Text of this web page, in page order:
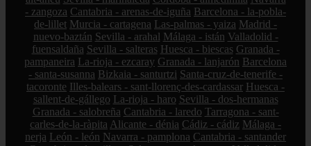
- zangoza Cantabria - arenas-de-iguña Barcelona - la-pobla-
de-lillet Murcia - cartagena Las-palmas - yaiza Madrid -
nuevo-baztán Sevilla - arahal Málaga - istán Valladolid -
fuensaldaña Sevilla - salteras Huesca - biescas Granada -
pampaneira La-rioja - ezcaray Granada - lanjarón Barcelona
- santa-susanna Bizkaia - santurtzi Santa-cruz-de-tenerife -
tacoronte Illes-balears - sant-llorenç-des-cardassar Huesca -
sallent-de-gállego La-rioja - haro Sevilla - dos-hermanas
Granada - salobreña Cantabria - laredo Tarragona - sant-
carles-de-la-ràpita Alicante - dénia Cádiz - cádiz Málaga -
nerja León - león Navarra - pamplona Cantabria - santander